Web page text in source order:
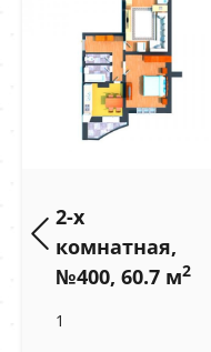
2-х
комнатная,
№400, 60.7 м2
1